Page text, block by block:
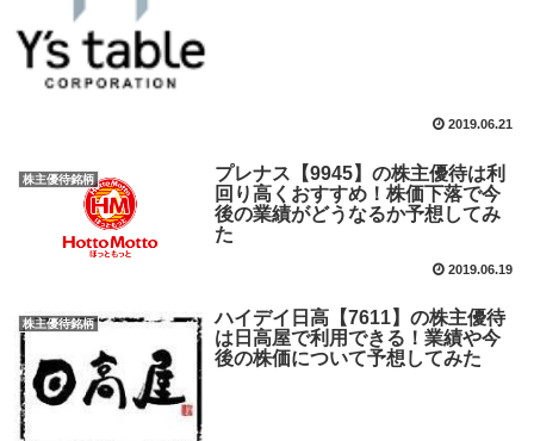
2019.06.21
株主優待銘柄
プレナス【9945】の株主優待は利
回り高くおすすめ！株価下落で今
後の業績がどうなるか予想してみ
た
2019.06.19
株主優待銘柄
ハイデイ日高【7611】の株主優待
は日高屋で利用できる！業績や今
後の株価について予想してみた